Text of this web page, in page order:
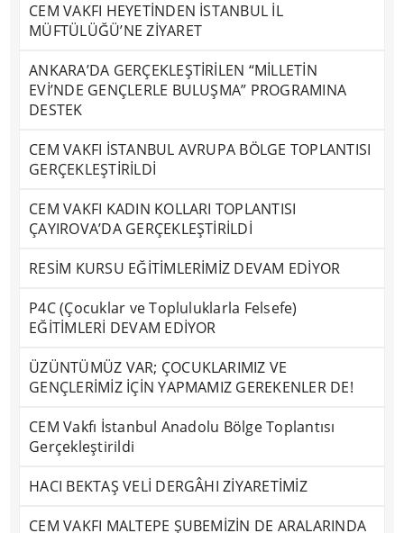
CEM VAKFI HEYETİNDEN İSTANBUL İL
MÜFTÜLÜĞÜ’NE ZİYARET
ANKARA’DA GERÇEKLEŞTİRİLEN “MİLLETİN
EVİ’NDE GENÇLERLE BULUŞMA” PROGRAMINA
DESTEK
CEM VAKFI İSTANBUL AVRUPA BÖLGE TOPLANTISI
GERÇEKLEŞTİRİLDİ
CEM VAKFI KADIN KOLLARI TOPLANTISI
ÇAYIROVA’DA GERÇEKLEŞTİRİLDİ
RESİM KURSU EĞİTİMLERİMİZ DEVAM EDİYOR
P4C (Çocuklar ve Topluluklarla Felsefe)
EĞİTİMLERİ DEVAM EDİYOR
ÜZÜNTÜMÜZ VAR; ÇOCUKLARIMIZ VE
GENÇLERİMİZ İÇİN YAPMAMIZ GEREKENLER DE!
CEM Vakfı İstanbul Anadolu Bölge Toplantısı
Gerçekleştirildi
HACI BEKTAŞ VELİ DERGÂHI ZİYARETİMİZ
CEM VAKFI MALTEPE ŞUBEMİZİN DE ARALARINDA